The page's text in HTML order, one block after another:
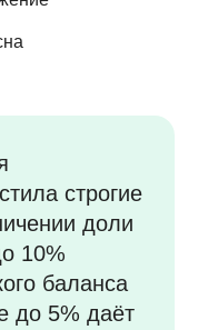
строгие
доли
10%
баланса
до 5% даёт